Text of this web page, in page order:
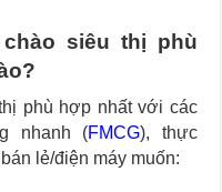
siêu thị phù
phù hợp nhất với các
nhanh (FMCG), thực
lẻ/điện máy muốn: